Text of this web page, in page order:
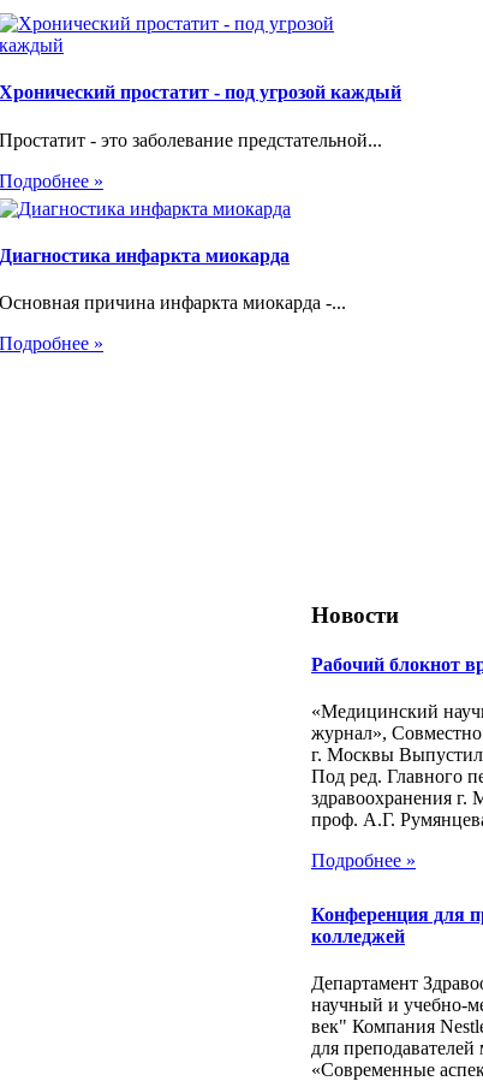
Хронический простатит - под угрозой каждый
Простатит - это заболевание предстательной...
Подробнее »
Диагностика инфаркта миокарда
Основная причина инфаркта миокарда -...
Подробнее »
Новости
Рабочий блокнот
«Медицинский
журнал»,
г. Москвы Выпустил
Под ред. Главного
здравоохранения
проф. А.Г.
Подробнее »
Конференция для
колледжей
Департамент
научный и учебно-
век" Компания
для
«Современные